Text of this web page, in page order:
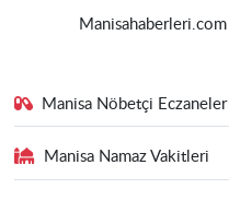
Manisa Nöbetçi Eczaneler
Manisa Namaz Vakitleri